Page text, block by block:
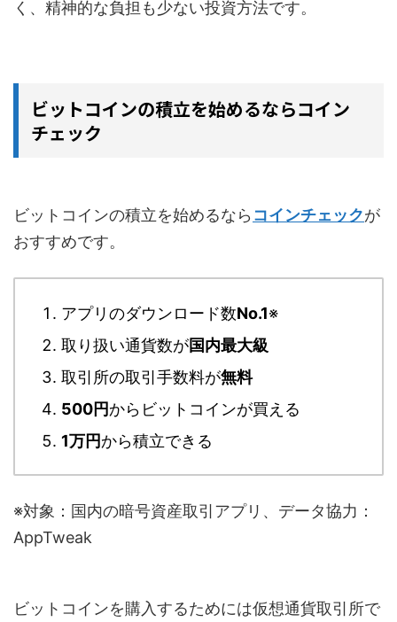
く、精神的な負担も少ない投資方法です。
ビットコインの積立を始めるならコイン
チェック
ビットコインの積立を始めるなら コインチェックが
おすすめです。
アプリのダウンロード数No.1※
取り扱い通貨数が国内最大級
取引所の取引手数料が無料
500円からビットコインが買える
1万円から積立できる
※対象：国内の暗号資産取引アプリ、データ協力：
AppTweak
ビットコインを購入するためには仮想通貨取引所で